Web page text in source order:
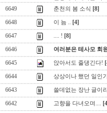
6649
춘천의 봄 소식 [8]
6648
이 늠 .. [4]
6647
.... ! [8]
6646
여러분은 테사모 회
6645
앉아서도 줄댕긴다!
6644
상상이나 했던 일인
6643
쓸데없는 장난 글이
6642
고향을 다녀오며....